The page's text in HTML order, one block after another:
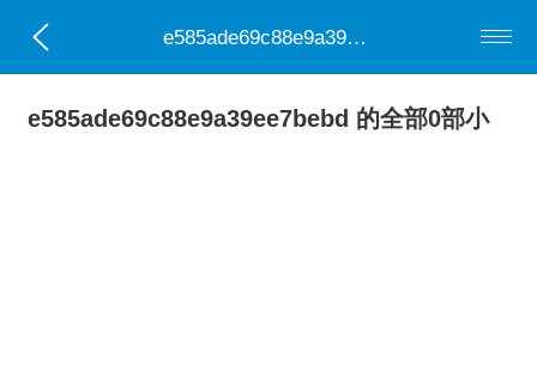
e585ade69c88e9a39ee7bebd
e585ade69c88e9a39ee7bebd 的全部0部小